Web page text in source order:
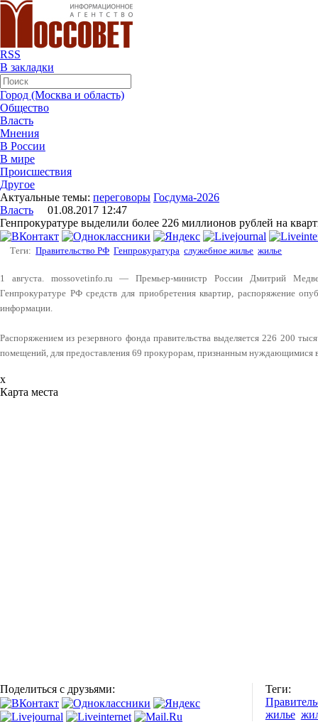
RSS
В закладки
Город (Москва и область)
Общество
Власть
Мнения
В России
В мире
Происшествия
Другое
Актуальные темы: переговоры Госдума-2026
Власть 01.08.2017 12:47
Генпрокуратуре выделили более 226 миллионов рублей на
Теги: Правительство РФ Генпрокуратура служебное жилье жилье
1 августа. mossovetinfo.ru — Премьер-министр России Дмитрий
Генпрокуратуре РФ средств для приобретения квартир, распоряжение
информации.
Распоряжением из резервного фонда правительства выделяется 226 200
помещений, для предоставления 69 прокурорам, признанным нуждающимися
x
Карта места
Поделиться с друзьями:
Теги:
жилье